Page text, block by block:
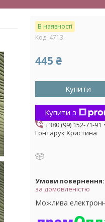
В наявності
Код: 4713
445 ₴
Купити
Купити з
+380 (99) 152-71-91
Гонтарук Христина
за домовленістю